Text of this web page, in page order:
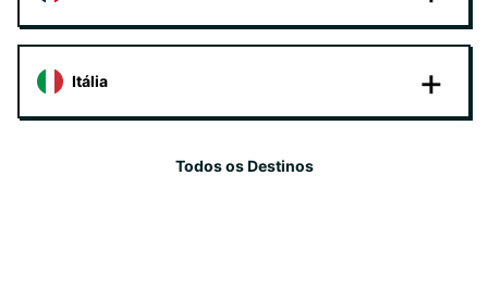
Itália
Todos os Destinos